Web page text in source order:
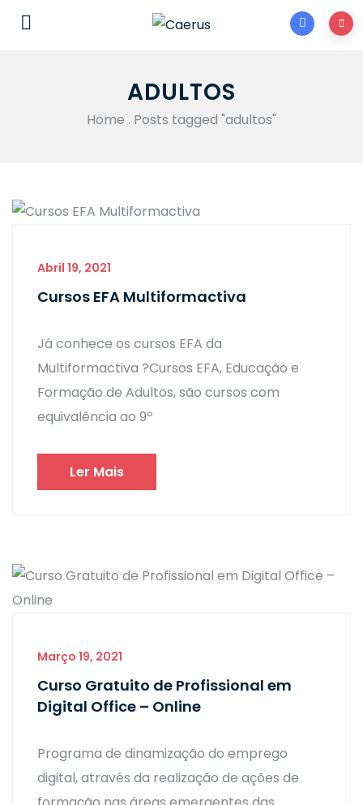
ADULTOS
Home . Posts tagged "adultos"
Abril 19, 2021
Cursos EFA Multiformactiva
Já conhece os cursos EFA da
Multiformactiva ?Cursos EFA, Educação e
Formação de Adultos, são cursos com
equivalência ao 9º
Ler Mais
Março 19, 2021
Curso Gratuito de Profissional em
Digital Office – Online
Programa de dinamização do emprego
digital, através da realização de ações de